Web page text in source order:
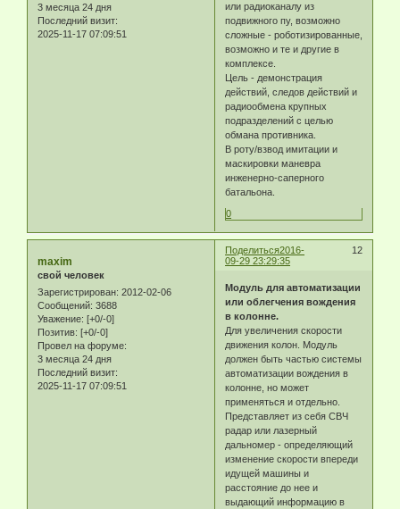
3 месяца 24 дня
Последний визит:
2025-11-17 07:09:51
или радиоканалу из
подвижного пу, возможно
сложные - роботизированные,
возможно и те и другие в
комплексе.
Цель - демонстрация
действий, следов действий и
радиообмена крупных
подразделений с целью
обмана противника.
В роту/взвод имитации и
маскировки маневра
инженерно-саперного
батальона.
0
Поделиться 12
2016-
09-29 23:29:35
maxim
свой человек
Зарегистрирован: 2012-02-06
Сообщений: 3688
Уважение: [+0/-0]
Позитив: [+0/-0]
Провел на форуме:
3 месяца 24 дня
Последний визит:
2025-11-17 07:09:51
Модуль для автоматизации
или облегчения вождения
в колонне.
Для увеличения скорости
движения колон. Модуль
должен быть частью системы
автоматизации вождения в
колонне, но может
применяться и отдельно.
Представляет из себя СВЧ
радар или лазерный
дальномер - определяющий
изменение скорости впереди
идущей машины и
расстояние до нее и
выдающий информацию в